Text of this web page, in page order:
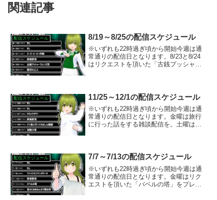
関連記事
配信スケジュール 8/19～8/25の配信スケジュール
※いずれも22時過ぎ頃から開始今週は通
常通りの配信日となります。8/23と8/24
はリクエストを頂いた「古銭プッシャー
配信スケジュール 11/25～12/1の配信スケジュール
※いずれも22時過ぎ頃から開始今週は通
常通りの配信日となります。金曜は旅行
に行った話をする雑談配信を。土曜はリ
配信スケジュール 7/7～7/13の配信スケジュール
※いずれも22時過ぎ頃から開始今週は通
常通りの配信日となります。金曜はリク
エストを頂いた「バベルの塔」をプレイ